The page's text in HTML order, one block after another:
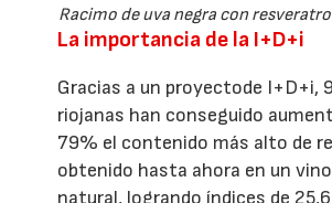
Racimo de uva negra con
La importancia de la I+D+i
Gracias a un proyectode I+D+i,
riojanas han conseguido
79% el contenido más alto de
obtenido hasta ahora en un
natural, logrando índices de